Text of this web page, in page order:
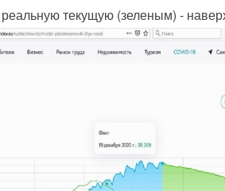
реальную текущую (зеленым) -